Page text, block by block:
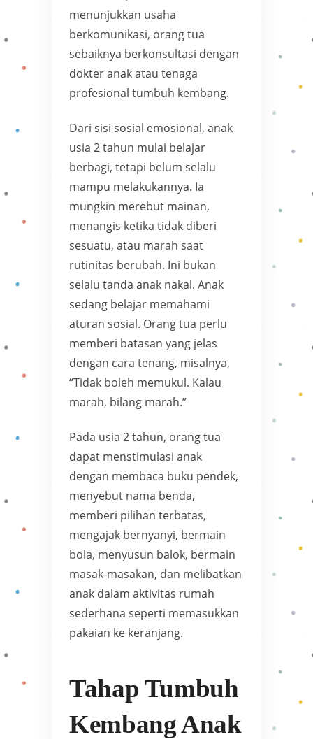
menunjukkan usaha
berkomunikasi, orang tua
sebaiknya berkonsultasi dengan
dokter anak atau tenaga
profesional tumbuh kembang.
Dari sisi sosial emosional, anak
usia 2 tahun mulai belajar
berbagi, tetapi belum selalu
mampu melakukannya. Ia
mungkin merebut mainan,
menangis ketika tidak diberi
sesuatu, atau marah saat
rutinitas berubah. Ini bukan
selalu tanda anak nakal. Anak
sedang belajar memahami
aturan sosial. Orang tua perlu
memberi batasan yang jelas
dengan cara tenang, misalnya,
“Tidak boleh memukul. Kalau
marah, bilang marah.”
Pada usia 2 tahun, orang tua
dapat menstimulasi anak
dengan membaca buku pendek,
menyebut nama benda,
memberi pilihan terbatas,
mengajak bernyanyi, bermain
bola, menyusun balok, bermain
masak-masakan, dan melibatkan
anak dalam aktivitas rumah
sederhana seperti memasukkan
pakaian ke keranjang.
Tahap Tumbuh
Kembang Anak